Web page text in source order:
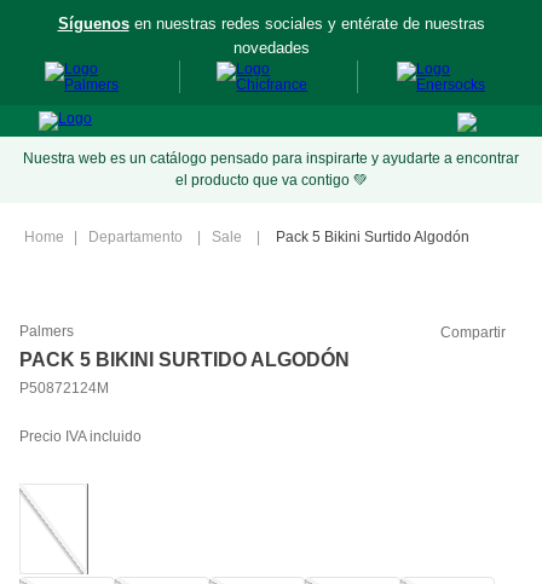
Síguenosen nuestras redes sociales y entérate de nuestras
novedades
Nuestra web es un catálogo pensado para inspirarte y ayudarte a encontrar
el producto que va contigo 💚
Departamento Sale Pack 5 Bikini Surtido Algodón
Palmers Compartir
PACK 5 BIKINI SURTIDO ALGODÓN
P50872124M
Precio IVA incluido